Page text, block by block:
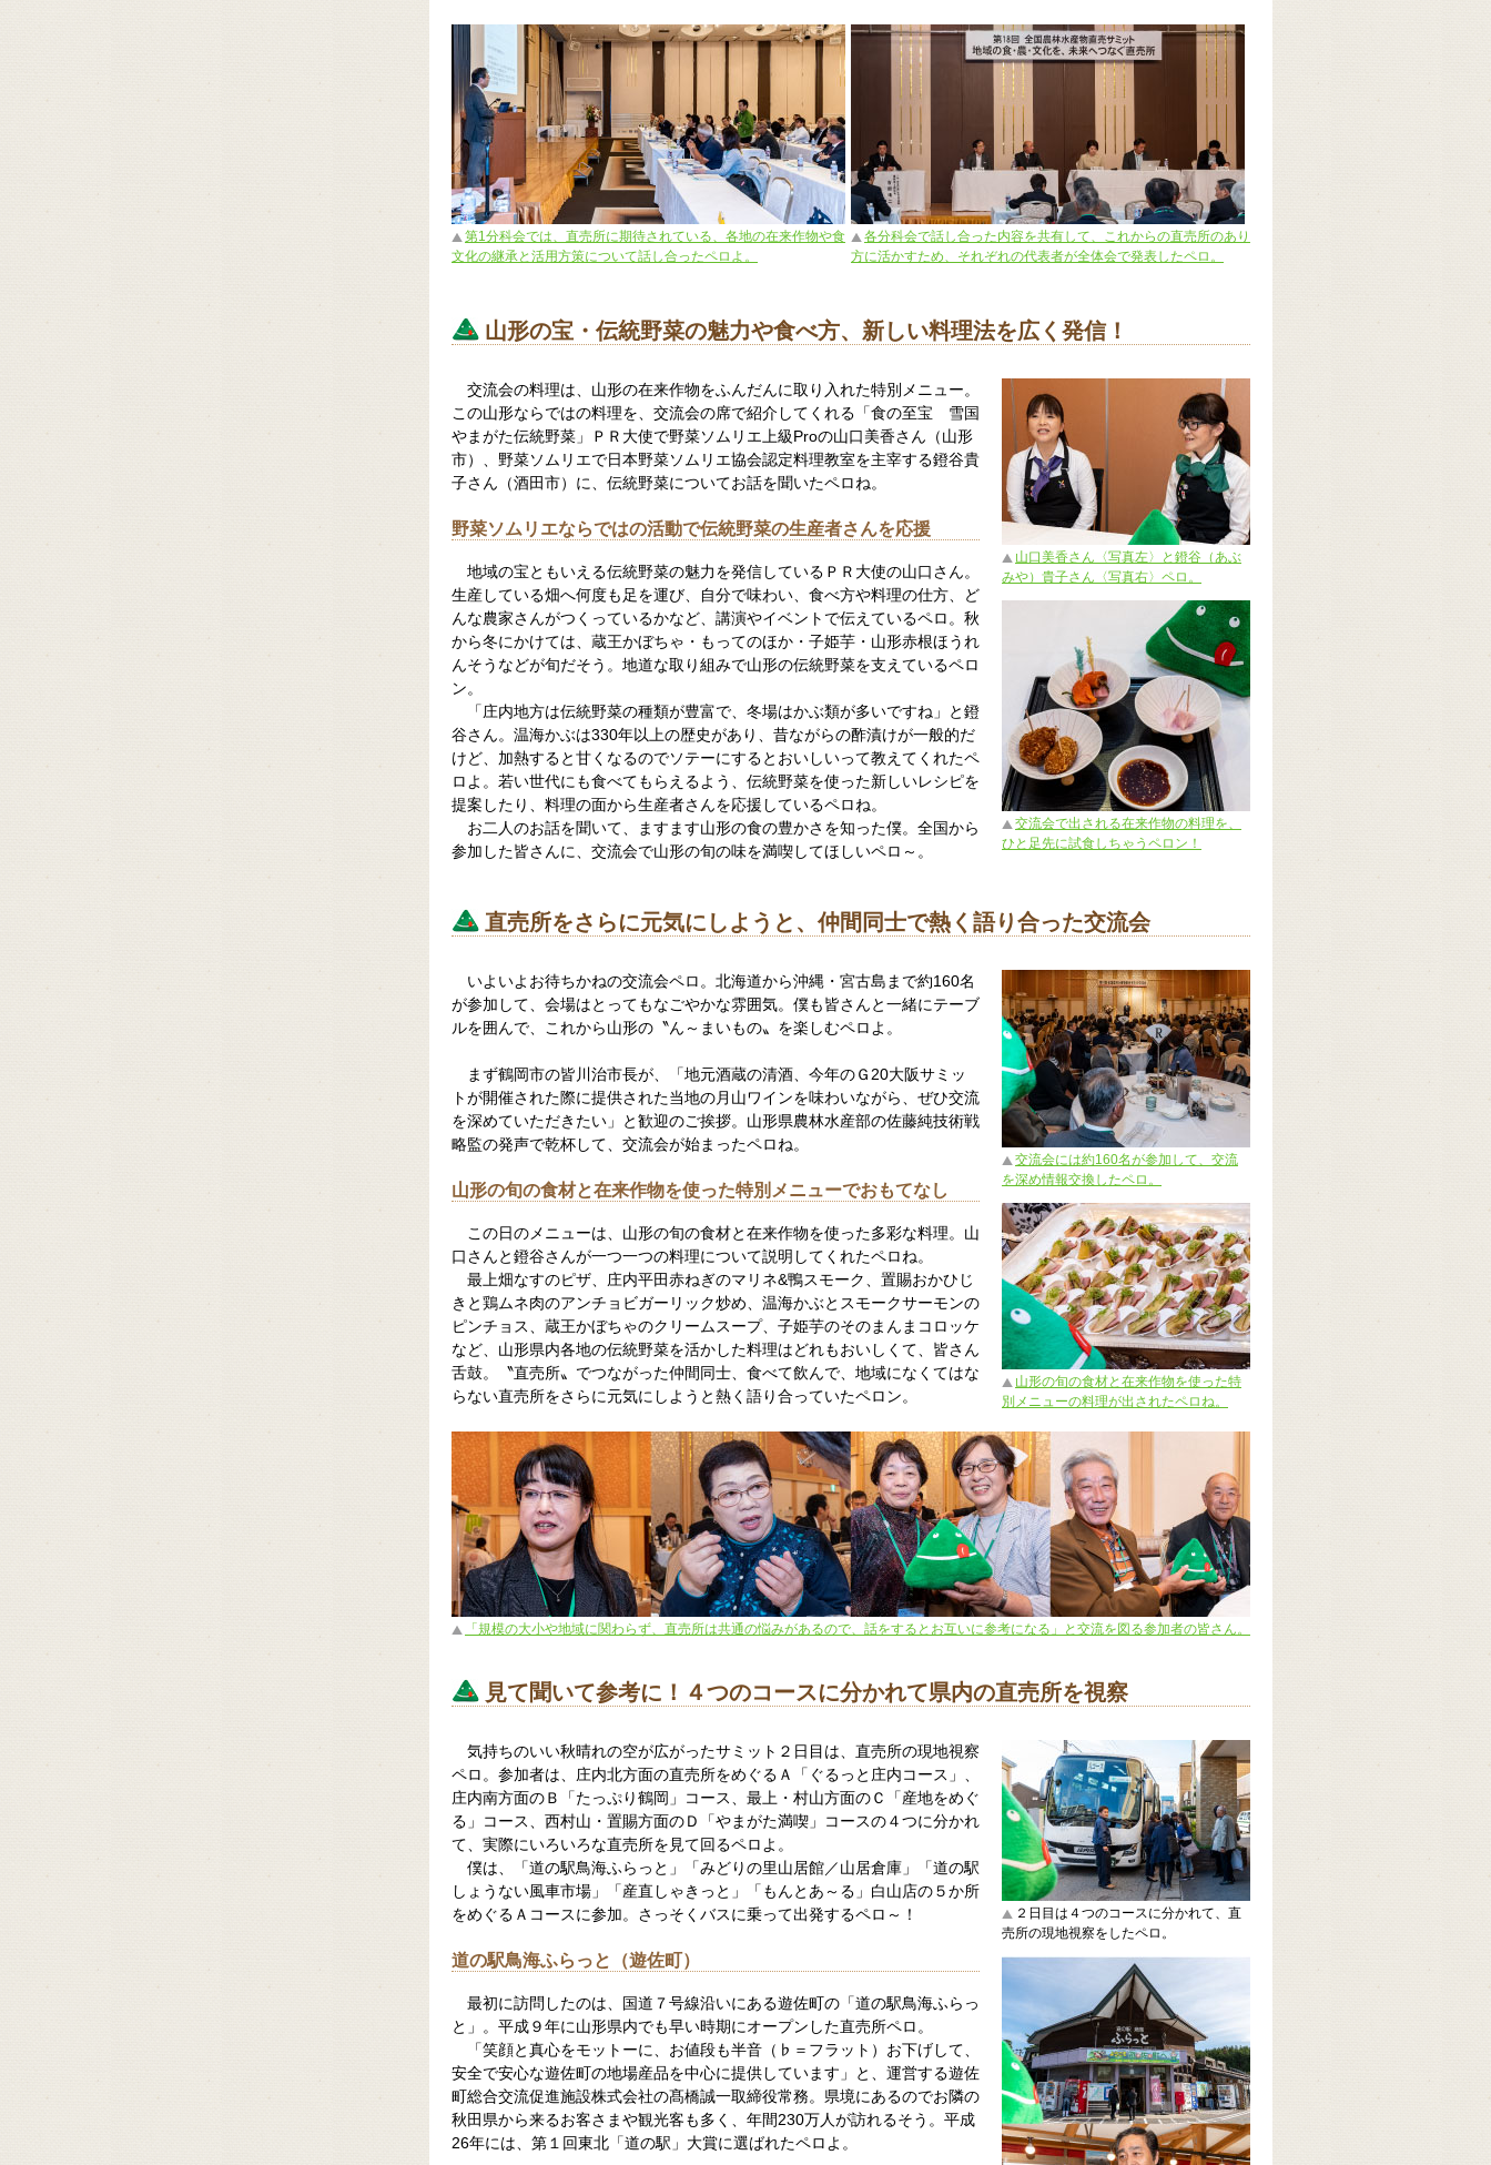
第1分科会では、直売所に期待されている、各地の在来作物や食
文化の継承と活用方策について話し合ったペロよ。
各分科会で話し合った内容を共有して、これからの直売所のあり
方に活かすため、それぞれの代表者が全体会で発表したペロ。
山形の宝・伝統野菜の魅力や食べ方、新しい料理法を広く発信！
交流会の料理は、山形の在来作物をふんだんに取り入れた特別メニュー。
この山形ならではの料理を、交流会の席で紹介してくれる「食の至宝 雪国
やまがた伝統野菜」ＰＲ大使で野菜ソムリエ上級Proの山口美香さん（山形
市）、野菜ソムリエで日本野菜ソムリエ協会認定料理教室を主宰する鐙谷貴
子さん（酒田市）に、伝統野菜についてお話を聞いたペロね。
野菜ソムリエならではの活動で伝統野菜の生産者さんを応援
地域の宝ともいえる伝統野菜の魅力を発信しているＰＲ大使の山口さん。
生産している畑へ何度も足を運び、自分で味わい、食べ方や料理の仕方、ど
んな農家さんがつくっているかなど、講演やイベントで伝えているペロ。秋
から冬にかけては、蔵王かぼちゃ・もってのほか・子姫芋・山形赤根ほうれ
んそうなどが旬だそう。地道な取り組みで山形の伝統野菜を支えているペロ
ン。
「庄内地方は伝統野菜の種類が豊富で、冬場はかぶ類が多いですね」と鐙
谷さん。温海かぶは330年以上の歴史があり、昔ながらの酢漬けが一般的だ
けど、加熱すると甘くなるのでソテーにするとおいしいって教えてくれたペ
ロよ。若い世代にも食べてもらえるよう、伝統野菜を使った新しいレシピを
提案したり、料理の面から生産者さんを応援しているペロね。
お二人のお話を聞いて、ますます山形の食の豊かさを知った僕。全国から
参加した皆さんに、交流会で山形の旬の味を満喫してほしいペロ～。
山口美香さん〈写真左〉と鐙谷（あぶ
みや）貴子さん〈写真右〉ペロ。
交流会で出される在来作物の料理を、
ひと足先に試食しちゃうペロン！
直売所をさらに元気にしようと、仲間同士で熱く語り合った交流会
いよいよお待ちかねの交流会ペロ。北海道から沖縄・宮古島まで約160名
が参加して、会場はとってもなごやかな雰囲気。僕も皆さんと一緒にテーブ
ルを囲んで、これから山形の〝ん～まいもの〟を楽しむペロよ。
まず鶴岡市の皆川治市長が、「地元酒蔵の清酒、今年のＧ20大阪サミッ
トが開催された際に提供された当地の月山ワインを味わいながら、ぜひ交流
を深めていただきたい」と歓迎のご挨拶。山形県農林水産部の佐藤純技術戦
略監の発声で乾杯して、交流会が始まったペロね。
山形の旬の食材と在来作物を使った特別メニューでおもてなし
この日のメニューは、山形の旬の食材と在来作物を使った多彩な料理。山
口さんと鐙谷さんが一つ一つの料理について説明してくれたペロね。
最上畑なすのピザ、庄内平田赤ねぎのマリネ&鴨スモーク、置賜おかひじ
きと鶏ムネ肉のアンチョビガーリック炒め、温海かぶとスモークサーモンの
ピンチョス、蔵王かぼちゃのクリームスープ、子姫芋のそのまんまコロッケ
など、山形県内各地の伝統野菜を活かした料理はどれもおいしくて、皆さん
舌鼓。〝直売所〟でつながった仲間同士、食べて飲んで、地域になくてはな
らない直売所をさらに元気にしようと熱く語り合っていたペロン。
交流会には約160名が参加して、交流
を深め情報交換したペロ。
山形の旬の食材と在来作物を使った特
別メニューの料理が出されたペロね。
「規模の大小や地域に関わらず、直売所は共通の悩みがあるので、話をするとお互いに参考になる」と交流を図る参加者の皆さん。
見て聞いて参考に！４つのコースに分かれて県内の直売所を視察
気持ちのいい秋晴れの空が広がったサミット２日目は、直売所の現地視察
ペロ。参加者は、庄内北方面の直売所をめぐるＡ「ぐるっと庄内コース」、
庄内南方面のＢ「たっぷり鶴岡」コース、最上・村山方面のＣ「産地をめぐ
る」コース、西村山・置賜方面のＤ「やまがた満喫」コースの４つに分かれ
て、実際にいろいろな直売所を見て回るペロよ。
僕は、「道の駅鳥海ふらっと」「みどりの里山居館／山居倉庫」「道の駅
しょうない風車市場」「産直しゃきっと」「もんとあ～る」白山店の５か所
をめぐるＡコースに参加。さっそくバスに乗って出発するペロ～！
道の駅鳥海ふらっと（遊佐町）
最初に訪問したのは、国道７号線沿いにある遊佐町の「道の駅鳥海ふらっ
と」。平成９年に山形県内でも早い時期にオープンした直売所ペロ。
「笑顔と真心をモットーに、お値段も半音（♭＝フラット）お下げして、
安全で安心な遊佐町の地場産品を中心に提供しています」と、運営する遊佐
町総合交流促進施設株式会社の髙橋誠一取締役常務。県境にあるのでお隣の
秋田県から来るお客さまや観光客も多く、年間230万人が訪れるそう。平成
26年には、第１回東北「道の駅」大賞に選ばれたペロよ。
２日目は４つのコースに分かれて、直
売所の現地視察をしたペロ。